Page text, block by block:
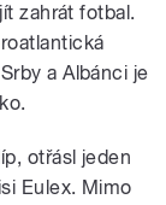
zahrát fotbal.
a Albánci je
otřásl jeden
Eulex. Mimo